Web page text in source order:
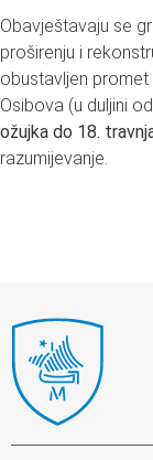
Obavještavaju se
proširenju i
obustavljen promet
Osibova (u duljini
ožujka do 18.
razumijevanje.